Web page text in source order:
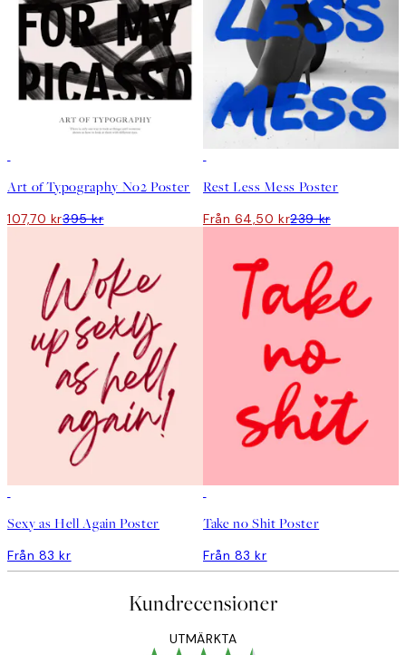
Art of Typography No2 Poster
107,70 kr395 kr
Rest Less Mess Poster
Från 64,50 kr239 kr
Sexy as Hell Again Poster
Från 83 kr
Take no Shit Poster
Från 83 kr
Kundrecensioner
UTMÄRKTA